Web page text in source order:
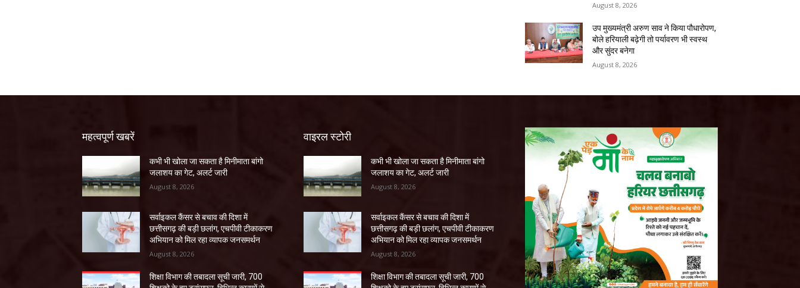
August 8, 2026
उप मुख्यमंत्री अरुण साव ने किया पौधारोपण,
बोले हरियाली बढ़ेगी तो पर्यावरण भी स्वस्थ
और सुंदर बनेगा
August 8, 2026
महत्वपूर्ण खबरें
कभी भी खोला जा सकता है मिनीमाता बांगो
जलाशय का गेट, अलर्ट जारी
August 8, 2026
सर्वाइकल कैंसर से बचाव की दिशा में
छत्तीसगढ़ की बड़ी छलांग, एचपीवी टीकाकरण
अभियान को मिल रहा व्यापक जनसमर्थन
August 8, 2026
शिक्षा विभाग की तबादला सूची जारी, 700
वाइरल स्टोरी
कभी भी खोला जा सकता है मिनीमाता बांगो
जलाशय का गेट, अलर्ट जारी
August 8, 2026
सर्वाइकल कैंसर से बचाव की दिशा में
छत्तीसगढ़ की बड़ी छलांग, एचपीवी टीकाकरण
अभियान को मिल रहा व्यापक जनसमर्थन
August 8, 2026
शिक्षा विभाग की तबादला सूची जारी, 700